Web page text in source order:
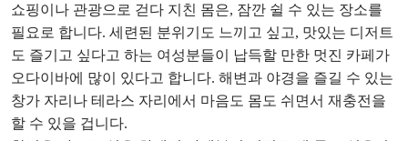
쇼핑이나 관광으로 걷다 지친 몸은, 잠깐 쉴 수 있는 장소를
필요로 합니다. 세련된 분위기도 느끼고 싶고, 맛있는 디저트
도 즐기고 싶다고 하는 여성분들이 납득할 만한 멋진 카페가
오다이바에 많이 있다고 합니다. 해변과 야경을 즐길 수 있는
창가 자리나 테라스 자리에서 마음도 몸도 쉬면서 재충전을
할 수 있을 겁니다.